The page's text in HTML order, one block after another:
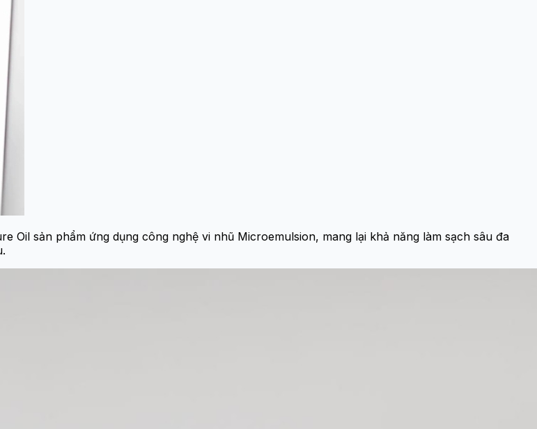
Oil sản phẩm ứng dụng công nghệ vi nhũ Microemulsion, mang lại khả năng làm sạch sâu đa